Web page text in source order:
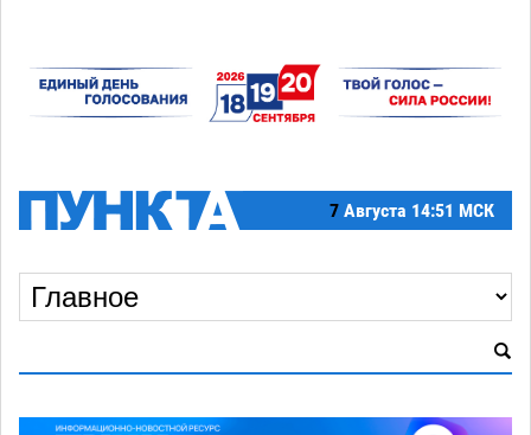
7 Августа 14:51 МСК